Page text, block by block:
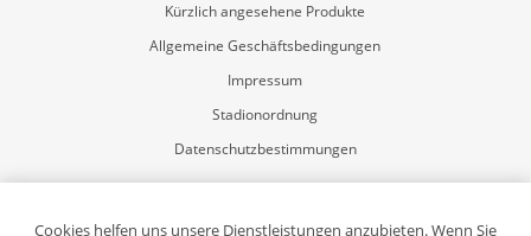
Kürzlich angesehene Produkte
Allgemeine Geschäftsbedingungen
Impressum
Stadionordnung
Datenschutzbestimmungen
Mein Konto
Registrierung
Cookies helfen uns unsere Dienstleistungen anzubieten. Wenn Sie